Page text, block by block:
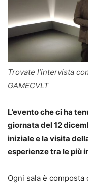
Trovate l’intervista
GAMECVLT
L’evento che ci ha
giornata del 12
iniziale e la visita
esperienze tra le più
Ogni sala è